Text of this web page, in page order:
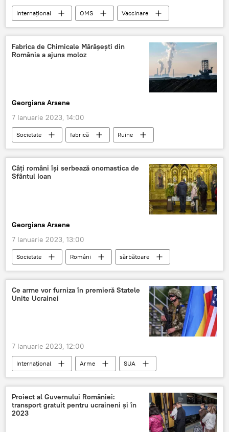
Internaţional OMS Vaccinare
Fabrica de Chimicale Mărășești din
România a ajuns moloz
Georgiana Arsene
7 Ianuarie 2023, 14:00
Societate fabrică Ruine
Câți români își serbează onomastica de
Sfântul Ioan
Georgiana Arsene
7 Ianuarie 2023, 13:00
Societate Români sărbătoare
Ce arme vor furniza în premieră Statele
Unite Ucrainei
7 Ianuarie 2023, 12:00
Internaţional Arme
SUA
Ucraina
Proiect al Guvernului României:
transport gratuit pentru ucraineni și în
2023